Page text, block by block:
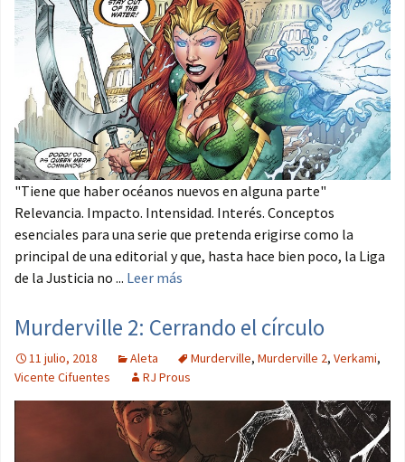
"Tiene que haber océanos nuevos en alguna parte"
Relevancia. Impacto. Intensidad. Interés. Conceptos
esenciales para una serie que pretenda erigirse como la
principal de una editorial y que, hasta hace bien poco, la Liga
de la Justicia no ... Leer más
Murderville 2: Cerrando el círculo
11 julio, 2018 Aleta Murderville, Murderville 2, Verkami,
Vicente Cifuentes
RJ Prous